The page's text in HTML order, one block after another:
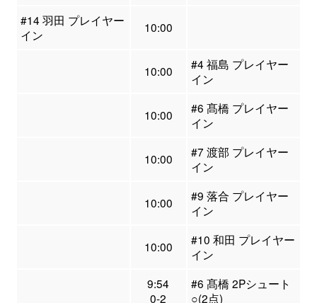
#14 羽田 プレイヤー
イン
10:00
10:00
#4 福島 プレイヤー
イン
10:00
#6 髙橋 プレイヤー
イン
10:00
#7 渡部 プレイヤー
イン
10:00
#9 落合 プレイヤー
イン
10:00
#10 和田 プレイヤー
イン
9:54
0-2
#6 髙橋 2Pシュート
○(2点)